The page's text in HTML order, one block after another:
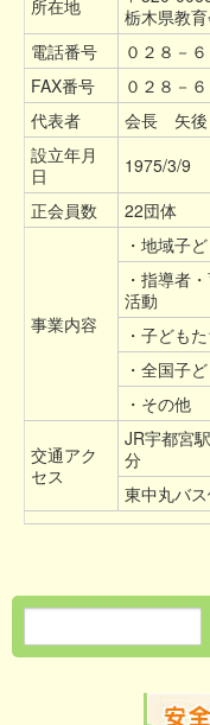
所在地
栃木県教
電話番号
０２８－
FAX番号
０２８－
代表者
会長 矢
設立年月
日
1975/3/9
正会員数
22団体
事業内容
・地域子
・指導者
活動
・子ども
・全国子
・その他
交通アク
セス
JR宇都宮
分
東中丸バ